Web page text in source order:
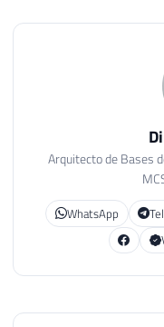
Arquitecto de Bases
WhatsApp